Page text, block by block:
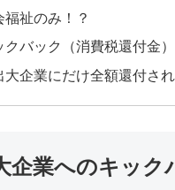
福祉のみ！？
クバック（消費税還付金
大企業にだけ全額還付さ
企業へのキック